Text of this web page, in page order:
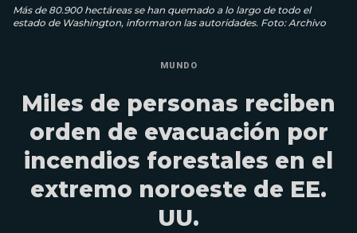
Más de 80.900 hectáreas se han quemado a lo largo de todo el
estado de Washington, informaron las autoridades. Foto: Archivo
MUNDO
Miles de personas reciben
orden de evacuación por
incendios forestales en el
extremo noroeste de EE.
UU.